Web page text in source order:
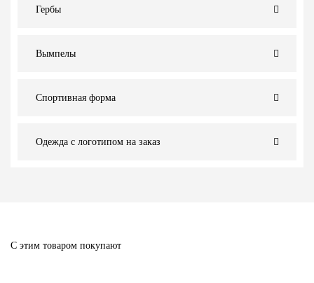
Гербы
Вымпелы
Спортивная форма
Одежда с логотипом на заказ
С этим товаром покупают